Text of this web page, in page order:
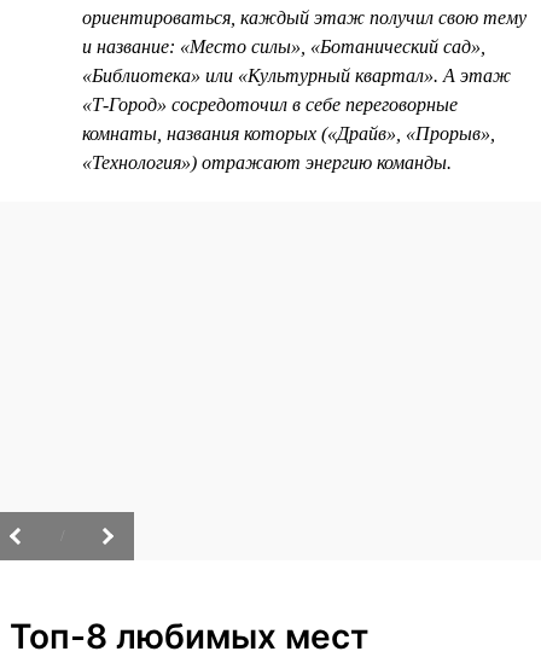
ориентироваться, каждый этаж получил свою тему
и название: «Место силы», «Ботанический сад»,
«Библиотека» или «Культурный квартал». А этаж
«Т-Город» сосредоточил в себе переговорные
комнаты, названия которых («Драйв», «Прорыв»,
«Технология») отражают энергию команды.
Топ-8 любимых мест